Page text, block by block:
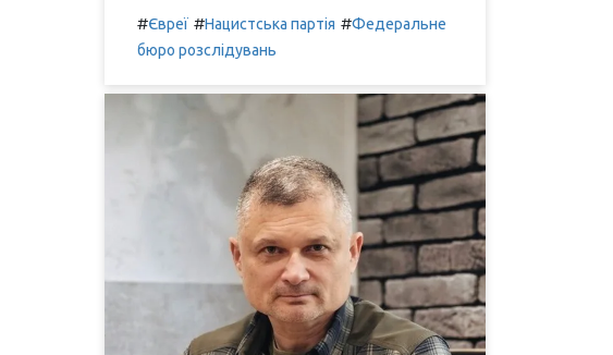
#Євреї #Нацистська партія #Федеральне
бюро розслідувань